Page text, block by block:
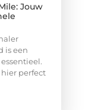
Jouw
is een
hier perfect